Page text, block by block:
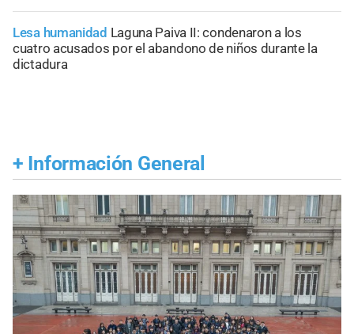
Lesa humanidad Laguna Paiva II: condenaron a los
cuatro acusados por el abandono de niños durante la
dictadura
+ Información General